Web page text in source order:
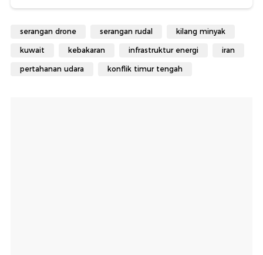
serangan drone serangan rudal kilang minyak
kuwait kebakaran infrastruktur energi iran
pertahanan udara konflik timur tengah